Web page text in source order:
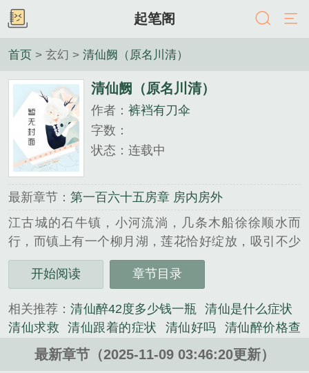
起笔阁
首页 > 玄幻 > 清仙阙（原名川清）
清仙阙（原名川清）
作者： 裤裆有刀伞
字数：
状态：连载中
最新章节： 第一百六十五房章 房内房外
江古城的石牛镇，小河流淌，几条木船徐徐顺水而
行，而镇上有一个柳月湖，莲花恰好绽放，吸引不少
外来人来驻足观看。石牛镇这天下起了朦朦细雨，百
姓极少出门，街道人影寂寥，一家茶屋内，众闲人一
事。...
《清仙阙（原名川清）》是裤裆有刀伞精心创作的玄
幻类小说。
开始阅读 章节目录
相关推荐：清仙醉42度多少钱一瓶
清仙是什么症状
清仙求救
清仙跟着的症状 清仙好吗
清仙醉价格查
清仙是什么意思是什么 请问清仙是什么仙
是清仙脉
清仙是什么仙
清仙阙(原名川清)作者裤
最新章节（2025-11-09 03:46:20更新）